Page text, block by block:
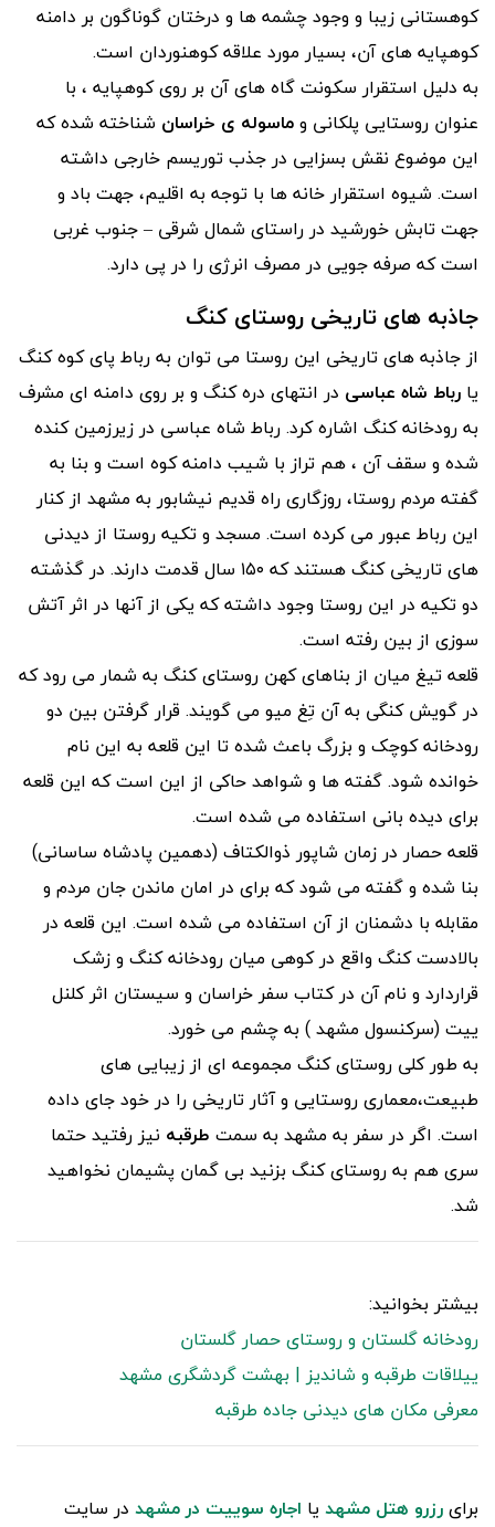
کوهستانی زیبا و وجود چشمه ها و درختان گوناگون بر دامنه
کوهپایه های آن، بسیار مورد علاقه کوهنوردان است.
به دلیل استقرار سکونت گاه های آن بر روی کوهپایه ، با
عنوان روستایی پلکانی وماسوله ی خراسان شناخته شده که
این موضوع نقش بسزایی در جذب توریسم خارجی داشته
است. شیوه استقرار خانه ها با توجه به اقلیم، جهت باد و
جهت تابش خورشید در راستای شمال شرقی – جنوب غربی
است که صرفه جویی در مصرف انرژی را در پی دارد.
جاذبه های تاریخی روستای کنگ
از جاذبه های تاریخی این روستا می توان به رباط پای کوه کنگ
یا رباط شاه عباسی در انتهای دره کنگ و بر روی دامنه ای مشرف
به رودخانه کنگ اشاره کرد. رباط شاه عباسی در زیرزمین کنده
شده و سقف آن ، هم تراز با شیب دامنه کوه است و بنا به
گفته مردم روستا، روزگاری راه قدیم نیشابور به مشهد از کنار
این رباط عبور می کرده است. مسجد و تکیه روستا از دیدنی
های تاریخی کنگ هستند که ۱۵۰ سال قدمت دارند. در گذشته
دو تکیه در این روستا وجود داشته که یکی از آنها در اثر آتش
سوزی از بین رفته است.
قلعه‌ تیغ میان از بناهای کهن روستای کنگ به شمار می رود که
در گویش کنگی به آن تِغ میو می گویند. قرار گرفتن بین دو
رودخانه کوچک و بزرگ باعث شده تا این قلعه به این نام
خوانده شود. گفته ها و شواهد حاکی از این است که این قلعه
برای دیده بانی استفاده می شده است.
قلعه حصار در زمان شاپور ذوالکتاف (دهمین پادشاه ساسانی)
بنا شده و گفته می شود که برای در امان ماندن جان مردم و
مقابله با دشمنان از آن استفاده می شده است. این قلعه در
بالادست کنگ واقع در کوهی میان رودخانه کنگ و زشک
قراردارد و نام آن در کتاب سفر خراسان و سیستان اثر کلنل
ییت (سرکنسول مشهد ) به چشم می خورد.
به طور کلی روستای کنگ مجموعه ای از زیبایی های
طبیعت،معماری روستایی و آثار تاریخی را در خود جای داده
است. اگر در سفر به مشهد به سمت طرقبه نیز رفتید حتما
سری هم به روستای کنگ بزنید بی گمان پشیمان نخواهید
شد.
بیشتر بخوانید:
رودخانه گلستان و روستای حصار گلستان
ییلاقات طرقبه و شاندیز | بهشت گردشگری مشهد
معرفی مکان های دیدنی جاده طرقبه
برایرزرو هتل مشهد یا اجاره سوییت در مشهد در سایت